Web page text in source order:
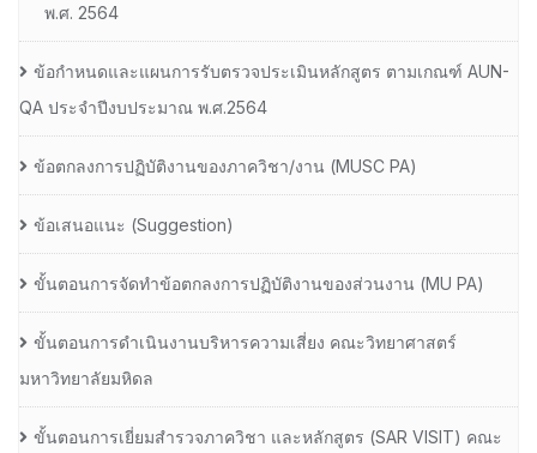
พ.ศ. 2564
ข้อกำหนดและแผนการรับตรวจประเมินหลักสูตร ตามเกณฑ์ AUN-
QA ประจำปีงบประมาณ พ.ศ.2564
ข้อตกลงการปฏิบัติงานของภาควิชา/งาน (MUSC PA)
ข้อเสนอแนะ (Suggestion)
ขั้นตอนการจัดทำข้อตกลงการปฏิบัติงานของส่วนงาน (MU PA)
ขั้นตอนการดำเนินงานบริหารความเสี่ยง คณะวิทยาศาสตร์
มหาวิทยาลัยมหิดล
ขั้นตอนการเยี่ยมสำรวจภาควิชา และหลักสูตร (SAR VISIT) คณะ